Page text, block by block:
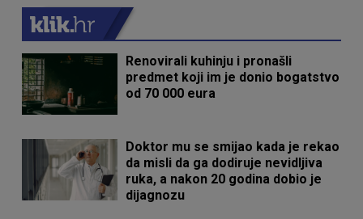
Renovirali kuhinju i pronašli
predmet koji im je donio bogatstvo
od 70 000 eura
Doktor mu se smijao kada je rekao
da misli da ga dodiruje nevidljiva
ruka, a nakon 20 godina dobio je
dijagnozu